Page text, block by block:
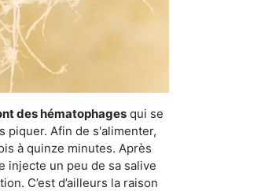
des hématophages qui se
piquer. Afin de s'alimenter,
à quinze minutes. Après
injecte un peu de sa salive
C’est d’ailleurs la raison